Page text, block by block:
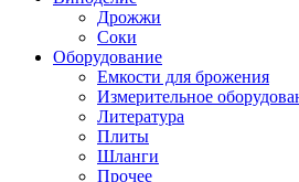
Дрожжи
Соки
Оборудование
Емкости для брожения
Измерительное
Литература
Плиты
Шланги
Прочее